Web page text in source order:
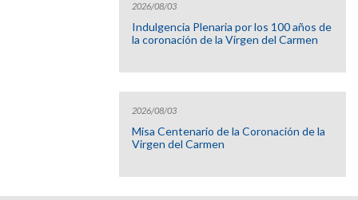
2026/08/03
Indulgencia Plenaria por los 100 años de
la coronación de la Virgen del Carmen
2026/08/03
Misa Centenario de la Coronación de la
Virgen del Carmen